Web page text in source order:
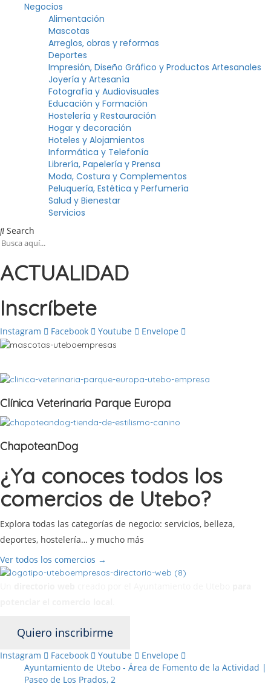
Negocios
Alimentación
Mascotas
Arreglos, obras y reformas
Deportes
Impresión, Diseño Gráfico y Productos Artesanales
Joyería y Artesanía
Fotografía y Audiovisuales
Educación y Formación
Hostelería y Restauración
Hogar y decoración
Hoteles y Alojamientos
Informática y Telefonía
Librería, Papelería y Prensa
Moda, Costura y Complementos
Peluquería, Estética y Perfumería
Salud y Bienestar
Servicios
Search
ACTUALIDAD
Inscríbete
Instagram Facebook Youtube Envelope
Clínica Veterinaria Parque Europa
ChapoteanDog
¿Ya conoces todos los
comercios de Utebo?
Explora todas las categorías de negocio: servicios, belleza,
deportes, hostelería… y mucho más
Ver todos los comercios →
Quiero inscribirme
Instagram Facebook Youtube
Envelope
Ayuntamiento de Utebo - Área de Fomento de la Actividad |
Paseo de Los Prados, 2